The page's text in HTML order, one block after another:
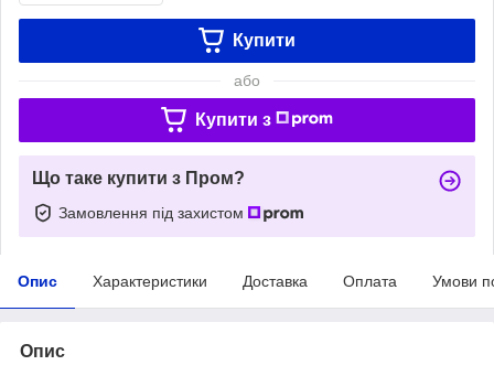
Купити
або
Купити з
Що таке купити з Пром?
Замовлення під захистом
Опис Характеристики Доставка Оплата Умови
Опис